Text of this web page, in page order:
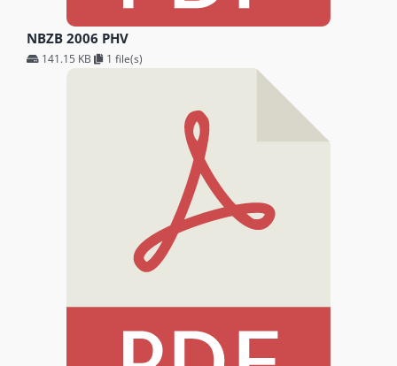
NBZB 2006 PHV
141.15 KB 1 file(s)